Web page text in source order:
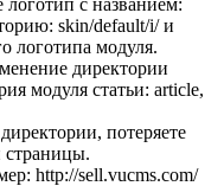
skin/default/i/ и
логотипа модуля.
директории
модуля статьи: article,
потеряете
страницы.
http://sell.vucms.com/